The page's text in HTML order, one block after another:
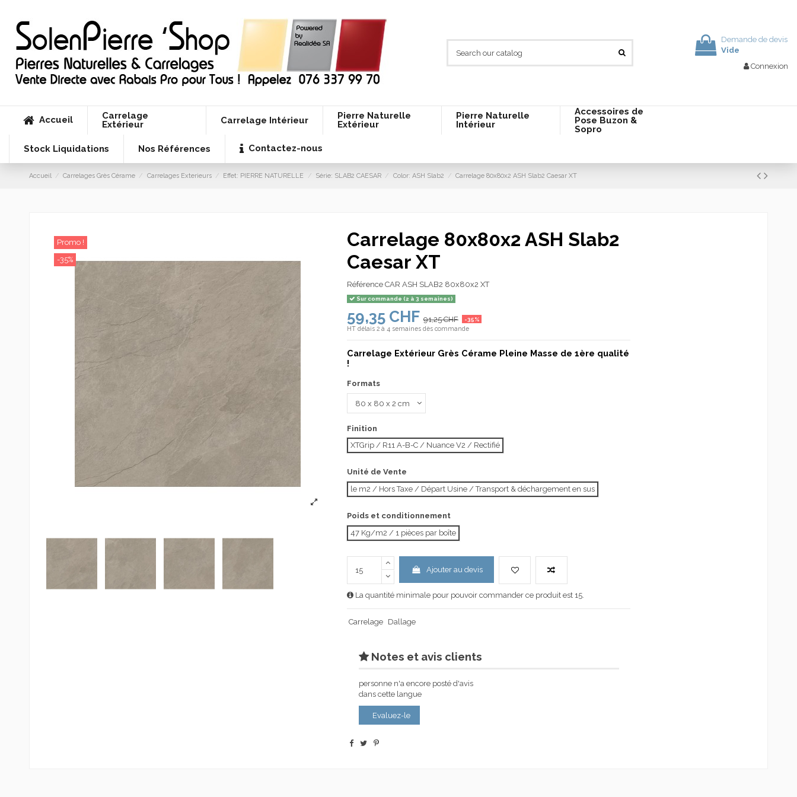
Demande de devis
Vide
Connexion
Accueil
Carrelage
Extérieur
Carrelage Intérieur
Pierre Naturelle
Extérieur
Pierre Naturelle
Intérieur
Accessoires de
Pose Buzon &
Sopro
Stock Liquidations
Nos Références Contactez-nous
Accueil Carrelages Grès Cérame Carrelages Exterieurs Effet: PIERRE NATURELLE Série: SLAB2 CAESAR Color: ASH Slab2 Carrelage 80x80x2 ASH Slab2 Caesar XT
Promo !
-35%
Carrelage 80x80x2 ASH Slab2
Caesar XT
Référence CAR ASH SLAB2 80x80x2 XT
Sur commande (2 à 3 semaines)
59,35 CHF 91,25 CHF -35%
HTdélais 2 à 4 semaines dès commande
Carrelage Extérieur Grès Cérame Pleine Masse de 1ère qualité
!
Formats
Finition
XTGrip / R11 A-B-C / Nuance V2 / Rectifié
Unité de Vente
le m2 / Hors Taxe / Départ Usine / Transport & déchargement en sus
Poids et conditionnement
47 Kg/m2 / 1 pièces par boîte
Ajouter au devis
La quantité minimale pour pouvoir commander ce produit est 15.
Carrelage Dallage
Notes et avis clients
personne n'a encore posté d'avis
dans cette langue
Evaluez-le